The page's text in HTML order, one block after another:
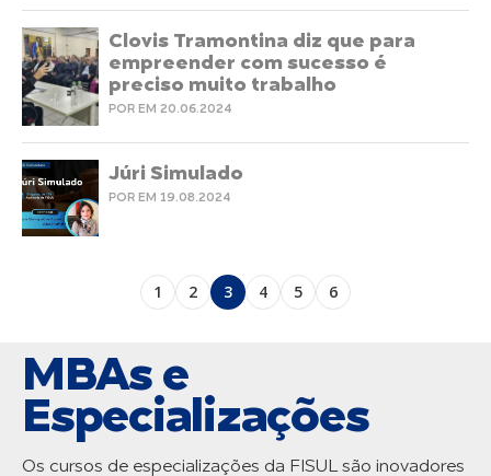
Clovis Tramontina diz que para
empreender com sucesso é
preciso muito trabalho
POR EM 20.06.2024
Júri Simulado
POR EM 19.08.2024
1 2 3 4 5 6
MBAs e
Especializações
Os cursos de especializações da FISUL são inovadores